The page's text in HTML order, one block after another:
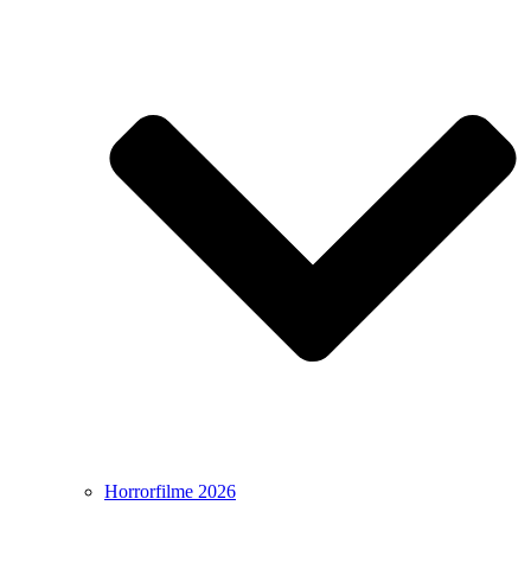
Horrorfilme 2026